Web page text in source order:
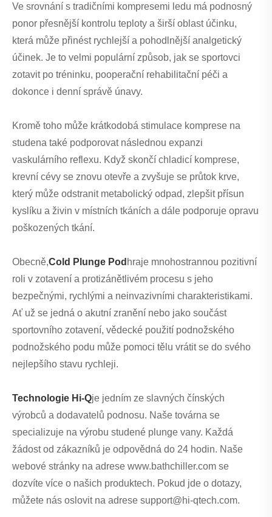
Ve srovnání s tradičními kompresemi ledu má podnosný
ponor přesnější kontrolu teploty a širší oblast účinku,
která může přinést rychlejší a pohodlnější analgetický
účinek. Je to velmi populární způsob, jak se sportovci
zotavit po tréninku, pooperační rehabilitační péči a
dokonce i denní správě únavy.
Kromě toho může krátkodobá stimulace komprese na
studena také podporovat následnou expanzi
vaskulárního reflexu. Když skončí chladicí komprese,
krevní cévy se znovu otevře a zvyšuje se průtok krve,
který může odstranit metabolický odpad, zlepšit přísun
kyslíku a živin v místních tkáních a dále podporuje opravu
poškozených tkání.
Obecně,Cold Plunge Pod hraje mnohostrannou pozitivní
roli v zotavení a protizánětlivém procesu s jeho
bezpečnými, rychlými a neinvazivními charakteristikami.
Ať už se jedná o akutní zranění nebo jako součást
sportovního zotavení, vědecké použití podnožského
podnožského podu může pomoci tělu vrátit se do svého
nejlepšího stavu rychleji.
Technologie Hi-Qje jedním ze slavných čínských
výrobců a dodavatelů podnosu. Naše továrna se
specializuje na výrobu studené plunge vany. Každá
žádost od zákazníků je odpovědná do 24 hodin. Naše
webové stránky na adrese www.bathchiller.com se
dozvíte více o našich produktech. Pokud jde o dotazy,
můžete nás oslovit na adrese support@hi-qtech.com.